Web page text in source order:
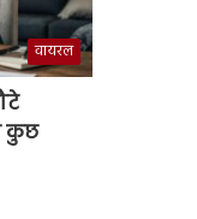
वायरल
कुछ